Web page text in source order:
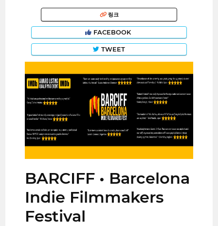
링크
FACEBOOK
TWEET
BARCIFF • Barcelona
Indie Filmmakers
Festival